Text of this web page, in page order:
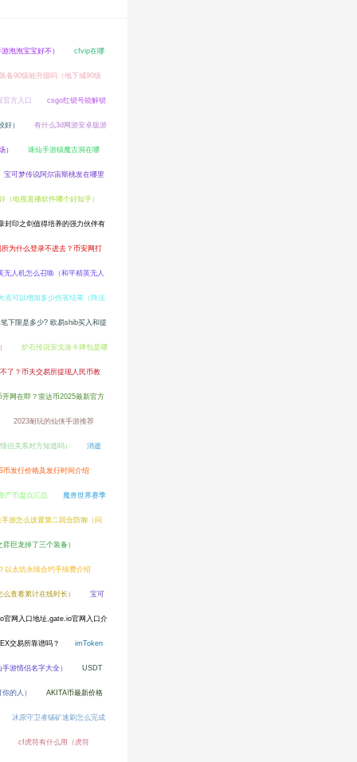
泡泡宝宝好不） cfvip在哪
备90级能升级吗（地下城90级
官方入口 csgo红锁号能解锁
） 有什么3d网游安卓版游
） 诛仙手游镇魔古洞在哪
宝可梦传说阿尔宙斯桃发在哪里
（电视直播软件哪个好知乎）
封印之剑值得培养的强力伙伴有
所为什么登录不进去？币安网打
无人机怎么召唤（和平精英无人
克可以增加多少伤害结果（阵法
下限是多少? 欧易shib买入和提
炉石传说安戈洛卡牌包是哪
了？币夫交易所提现人民币教
开网在即？雷达币2025最新官方
2023耐玩的仙侠手游推荐
侣关系对方知道吗） 消逝
币发行价格及发行时间介绍
产币盘点汇总 魔兽世界赛季
手游怎么设置第二回合防御（问
巨龙掉了三个装备）
以太坊永续合约手续费介绍
查看累计在线时长） 宝可
官网入口地址,gate.io官网入口介
交易所靠谱吗？ imToken
游情侣名字大全） USDT
的人） AKITA币最新价格
冰原守卫者锡矿速刷怎么完成
cf虎符有什么用（虎符